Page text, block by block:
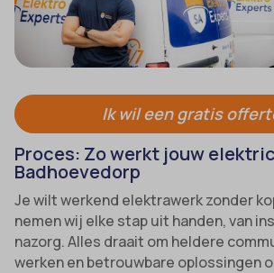
Ik wil een gratis
Proces: Zo werkt jouw
Badhoevedorp
Je wilt werkend elektrawerk zonder
nemen wij elke stap uit handen, van
nazorg. Alles draait om heldere
werken en betrouwbare oplossingen